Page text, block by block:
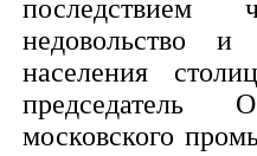
последствием
недовольство
населения
председатель
московского